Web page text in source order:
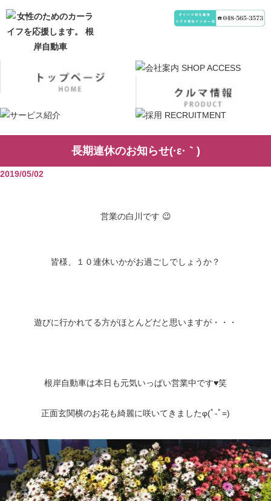
長期連休のお知らせ(·ε·｀)
2019/05/02
営業の白川です 😉
皆様、１０連休いかがお過ごしでしょうか？
遊びに行かれてる方がほとんどだと思いますが・・・
根岸自動車は本日も元気いっぱい営業中です♥笑
正面玄関横のお花も綺麗に咲いてきましたφ(ﾟ-ﾟ=)